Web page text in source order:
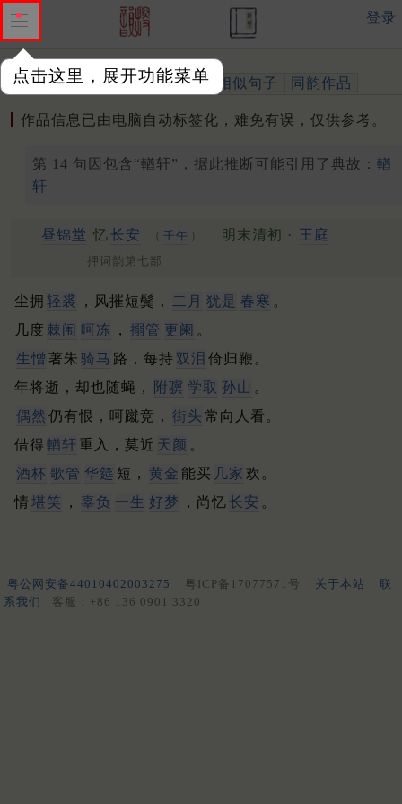
点击这里，展开功能菜单
登录
作品 标注四声 出处、引用 相似句子 同韵作品
作品信息已由电脑自动标签化，难免有误，仅供参考。
第 14 句因包含“輶轩”，据此推断可能引用了典故： 輶
轩
昼锦堂 忆长安 （ 壬午 ） 明末清初 · 王庭
押词韵第七部
尘拥 轻裘 ，风摧短鬓， 二月 犹是 春寒 。
几度 棘闱 呵冻 ， 搦管 更阑 。
生憎 著朱 骑马 路，每持 双泪 倚归鞭。
年将逝，却也随蝇，
附骥 学取 孙山 。
偶然 仍有恨，呵蹴竞， 街头 常向人看。
借得 輶轩 重入，莫近 天颜 。
酒杯 歌管 华筵 短， 黄金 能买 几家 欢。
情 堪笑 ， 辜负 一生 好梦 ，尚忆长安 。
粤公网安备44010402003275 粤ICP备17077571号 关于本站
联
系我们
客服：+86 136 0901 3320